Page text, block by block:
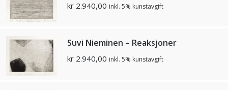
kr 2.940,00 inkl. 5% kunstavgift
Suvi Nieminen – Reaksjoner
kr 2.940,00 inkl. 5% kunstavgift